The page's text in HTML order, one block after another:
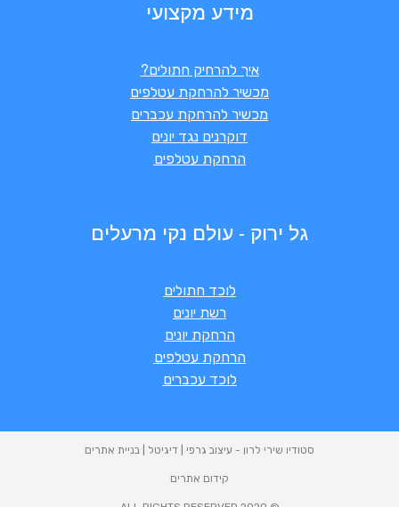
גל ירוק - עולם נקי מרעלים
לוכד חתולים
רשת יונים
הרחקת יונים
הרחקת עטלפים
לוכד עכברים
מידע מקצועי
איך להרחיק חתולים?
מכשיר להרחקת עטלפים
מכשיר להרחקת עכברים
דוקרנים נגד יונים
הרחקת עטלפים
סטודיו שירי לרון - עיצוב גרפי | דיגיטל | בניית אתרים
קידום אתרים